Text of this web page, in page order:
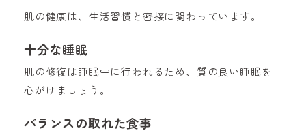
肌の健康は、生活習慣と密接に関わっています。
十分な睡眠
肌の修復は睡眠中に行われるため、質の良い睡眠を
心がけましょう。
バランスの取れた食事